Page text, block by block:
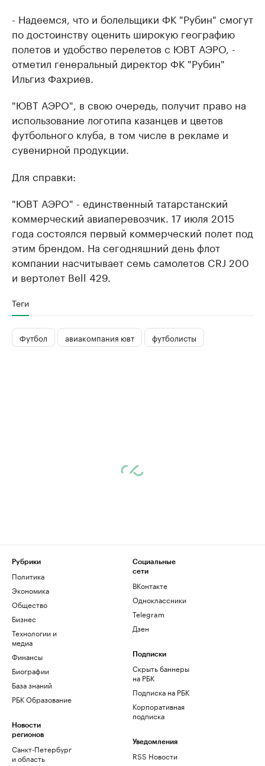
- Надеемся, что и болельщики ФК "Рубин" смогут
по достоинству оценить широкую географию
полетов и удобство перелетов с ЮВТ АЭРО, -
отметил генеральный директор ФК "Рубин"
Ильгиз Фахриев.
"ЮВТ АЭРО", в свою очередь, получит право на
использование логотипа казанцев и цветов
футбольного клуба, в том числе в рекламе и
сувенирной продукции.
Для справки:
"ЮВТ АЭРО" - единственный татарстанский
коммерческий авиаперевозчик. 17 июля 2015
года состоялся первый коммерческий полет под
этим брендом. На сегодняшний день флот
компании насчитывает семь самолетов CRJ 200
и вертолет Bell 429.
Теги
Футбол авиакомпания ювт футболисты
Рубрики
Политика
Экономика
Общество
Бизнес
Технологии и
медиа
Финансы
Биографии
База знаний
РБК Образование
Новости
регионов
Санкт-Петербург
и область
Социальные
сети
ВКонтакте
Одноклассники
Telegram
Дзен
Подписки
Скрыть баннеры
на РБК
Подписка на РБК
Корпоративная
подписка
Уведомления
RSS Новости